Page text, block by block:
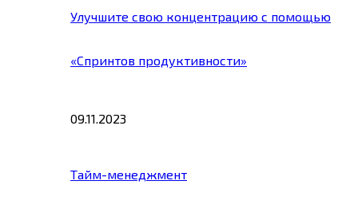
Улучшите свою концентрацию с помощью
«Спринтов продуктивности»
09.11.2023
Тайм-менеджмент